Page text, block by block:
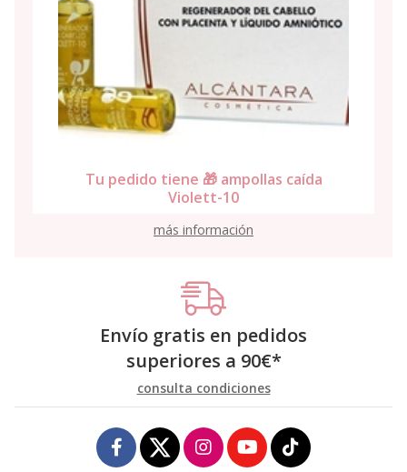
Tu pedido tiene 🎁 ampollas caída
Violett-10
más información
Envío gratis en pedidos
superiores a 90€*
consulta condiciones